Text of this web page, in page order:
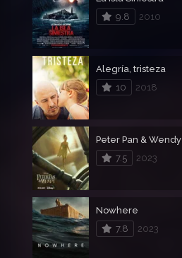
9.8
2010
Alegría, tristeza
10
2018
Peter Pan & Wendy
7.5
2023
Nowhere
7.8
2023